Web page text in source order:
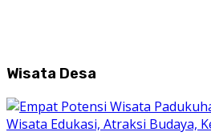
Wisata Desa